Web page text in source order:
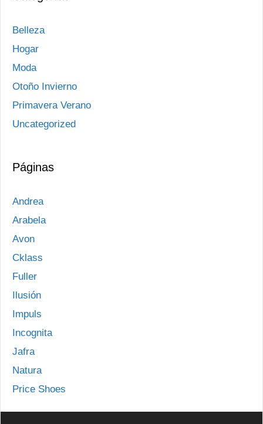
Belleza
Hogar
Moda
Otoño Invierno
Primavera Verano
Uncategorized
Páginas
Andrea
Arabela
Avon
Cklass
Fuller
Ilusión
Impuls
Incognita
Jafra
Natura
Price Shoes